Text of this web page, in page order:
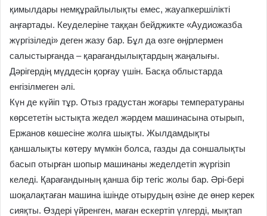
қимылдары немқұрайлылықты емес, жауапкершілікті
аңғартады. Кеуделеріне таққан бейджикте «Аудиожазба
жүргізіледі» деген жазу бар. Бұл да өзге өңірлермен
салыстырғанда – қарағандылықтардың жаңалығы.
Дәрігердің мүддесін қорғау үшін. Басқа облыстарда
енгізілмеген әлі.
Күн де күйіп тұр. Отыз градустан жоғары температураны
көрсететін ыстықта жедел жәрдем машинасына отырып,
Ержанов көшесіне жолға шықты. Жылдамдықты
қаншалықты көтеру мүмкін болса, газды да соншалықты
басып отырған шопыр машинаны жеделдетіп жүргізіп
келеді. Қарағандының қанша бір тегіс жолы бар. Әрі-бері
шоқалақтаған машина ішінде отырудың өзіне де өнер керек
сияқты. Өздері үйренген, маған ескертіп үлгерді, мықтап